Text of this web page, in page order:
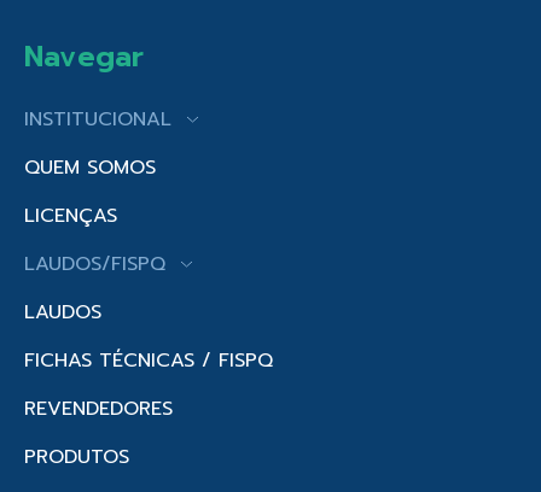
Navegar
INSTITUCIONAL
QUEM SOMOS
LICENÇAS
LAUDOS/FISPQ
LAUDOS
FICHAS TÉCNICAS / FISPQ
REVENDEDORES
PRODUTOS